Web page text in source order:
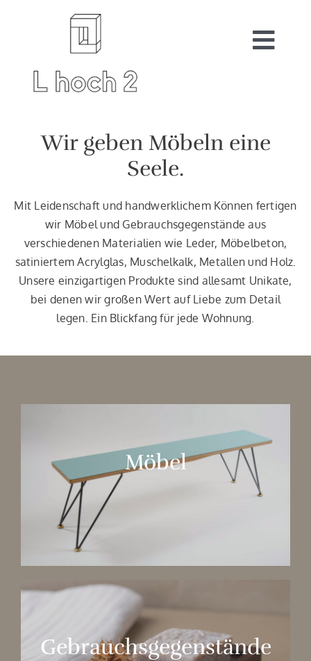
Start
Warenkorb
Wir geben Möbeln eine
Seele.
Mit Leidenschaft und handwerklichem Können fertigen
wir Möbel und Gebrauchsgegenstände aus
verschiedenen Materialien wie Leder, Möbelbeton,
satiniertem Acrylglas, Muschelkalk, Metallen und Holz.
Unsere einzigartigen Produkte sind allesamt Unikate,
bei denen wir großen Wert auf Liebe zum Detail
legen. Ein Blickfang für jede Wohnung.
Möbel
Gebrauchsgegenstände